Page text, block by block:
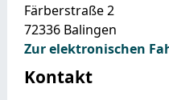
Färberstraße 2
72336 Balingen
Zur elektronischen
Kontakt